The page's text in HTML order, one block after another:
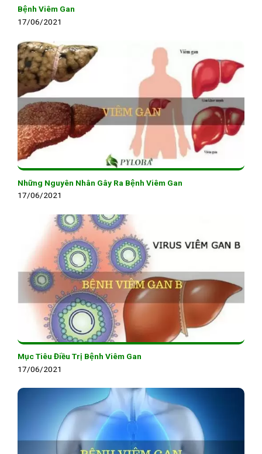
Bệnh Viêm Gan
17/06/2021
Những Nguyên Nhân Gây Ra Bệnh Viêm Gan
17/06/2021
Mục Tiêu Điều Trị Bệnh Viêm Gan
17/06/2021